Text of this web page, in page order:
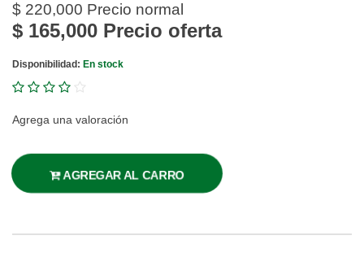
$ 220,000 Precio normal
$ 165,000 Precio oferta
Disponibilidad: En stock
Agrega una valoración
AGREGAR AL CARRO